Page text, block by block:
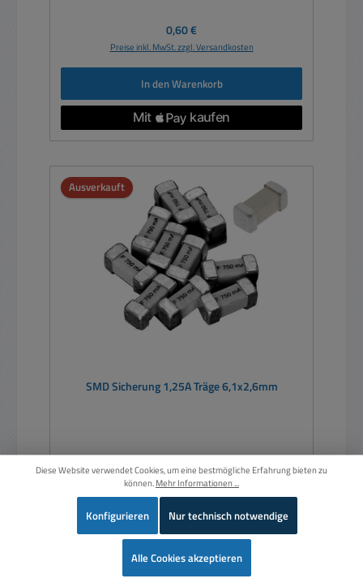
Regulärer Preis:
0,60 €
Preise inkl. MwSt. zzgl. Versandkosten
In den Warenkorb
Ausverkauft
SMD Sicherung 1,25A Träge 6,1x2,6mm
Regulärer Preis:
Ab0,49 €
Details
Diese Website verwendet Cookies, um eine bestmögliche Erfahrung bieten zu
können.Mehr Informationen ...
Nur technisch notwendige
Konfigurieren
Alle Cookies akzeptieren